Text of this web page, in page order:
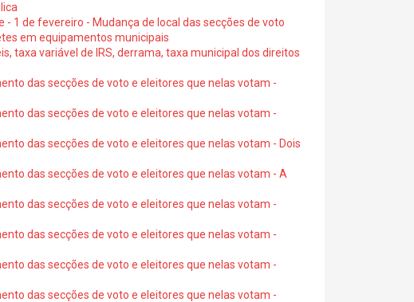
1 de fevereiro - Mudança de local das secções de voto
em equipamentos municipais
taxa variável de IRS, derrama, taxa municipal dos direitos
das secções de voto e eleitores que nelas votam -
das secções de voto e eleitores que nelas votam -
das secções de voto e eleitores que nelas votam - Dois
das secções de voto e eleitores que nelas votam - A
das secções de voto e eleitores que nelas votam -
das secções de voto e eleitores que nelas votam -
das secções de voto e eleitores que nelas votam -
das secções de voto e eleitores que nelas votam -